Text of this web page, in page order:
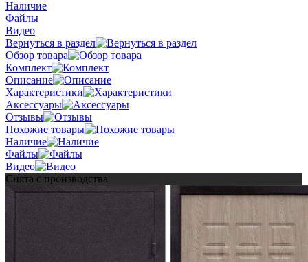
Наличие
Файлы
Видео
Вернуться в раздел
Обзор товара
Комплект
Описание
Характеристики
Аксессуары
Отзывы
Похожие товары
Наличие
Файлы
Видео
Снята с производства